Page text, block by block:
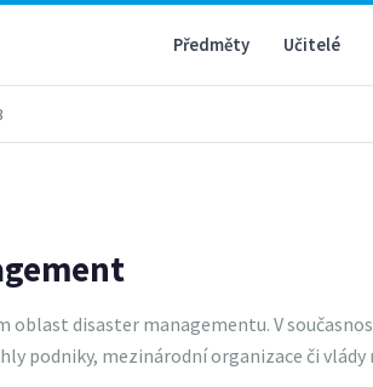
Předměty Učitelé
oblast disaster managementu. V
podniky, mezinárodní organizace či